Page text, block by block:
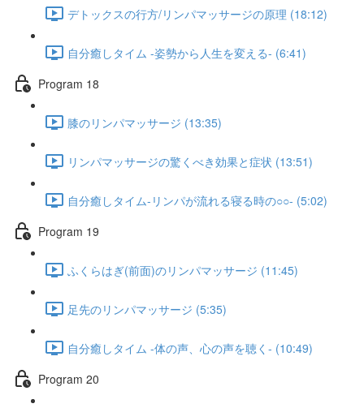
デトックスの行方/リンパマッサージの原理 (18:12)
自分癒しタイム -姿勢から人生を変える- (6:41)
Program 18
膝のリンパマッサージ (13:35)
リンパマッサージの驚くべき効果と症状 (13:51)
自分癒しタイム-リンパが流れる寝る時の○○- (5:02)
Program 19
ふくらはぎ(前面)のリンパマッサージ (11:45)
足先のリンパマッサージ (5:35)
自分癒しタイム -体の声、心の声を聴く- (10:49)
Program 20